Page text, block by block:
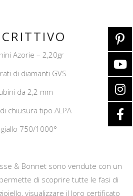
Azorie – 2,20gr
di diamanti GVS
da 2,2 mm
chiusura tipo ALPA
750/1000°
& Bonnet sono vendute con un
di scoprire tutte le fasi di
visualizzare il loro certificato